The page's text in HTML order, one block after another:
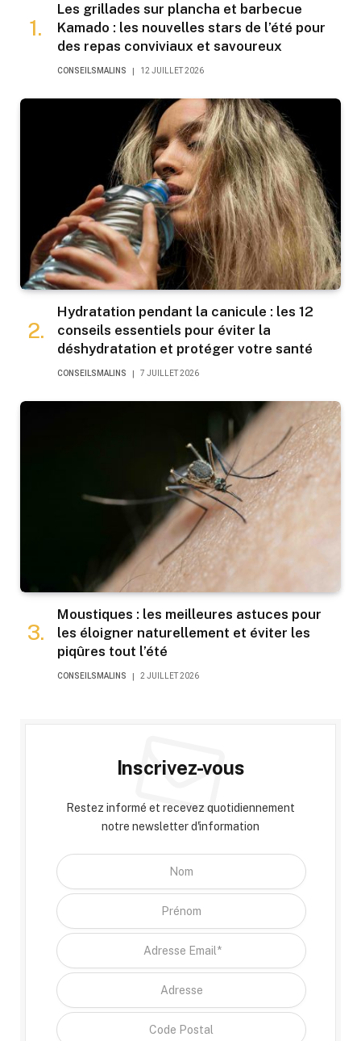
Les grillades sur plancha et barbecue
Kamado : les nouvelles stars de l’été pour
des repas conviviaux et savoureux
CONSEILSMALINS 12 JUILLET 2026
Hydratation pendant la canicule : les 12
conseils essentiels pour éviter la
déshydratation et protéger votre santé
CONSEILSMALINS 7 JUILLET 2026
Moustiques : les meilleures astuces pour
les éloigner naturellement et éviter les
piqûres tout l’été
CONSEILSMALINS 2 JUILLET 2026
Inscrivez-vous
Restez informé et recevez quotidiennement
notre newsletter d'information